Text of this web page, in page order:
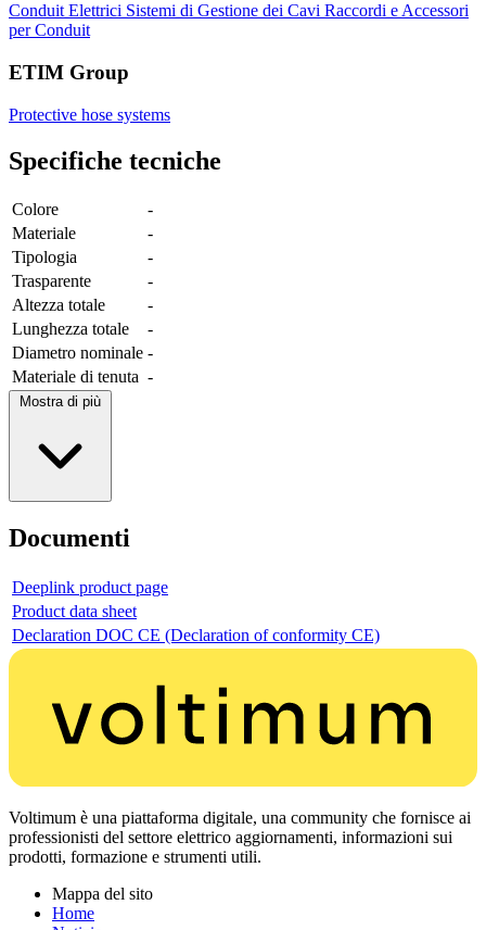
Conduit Elettrici Sistemi di Gestione dei Cavi Raccordi e Accessori
per Conduit
ETIM Group
Protective hose systems
Specifiche tecniche
Colore
-
Materiale
-
Tipologia
-
Trasparente
-
Altezza totale
-
Lunghezza totale
-
Diametro nominale -
Materiale di tenuta -
Mostra di più
Documenti
Deeplink product page
Product data sheet
Declaration DOC CE (Declaration of conformity CE)
Voltimum è una piattaforma digitale, una community che fornisce ai
professionisti del settore elettrico aggiornamenti, informazioni sui
prodotti, formazione e strumenti utili.
Mappa del sito
Home